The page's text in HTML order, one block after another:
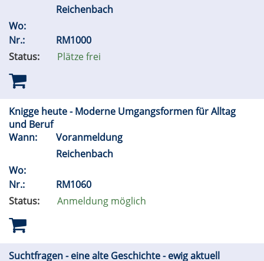
Reichenbach
Wo:
Nr.:
RM1000
Status:
Plätze frei
Knigge heute - Moderne Umgangsformen für Alltag
und Beruf
Wann:
Voranmeldung
Reichenbach
Wo:
Nr.:
RM1060
Status:
Anmeldung möglich
Suchtfragen - eine alte Geschichte - ewig aktuell